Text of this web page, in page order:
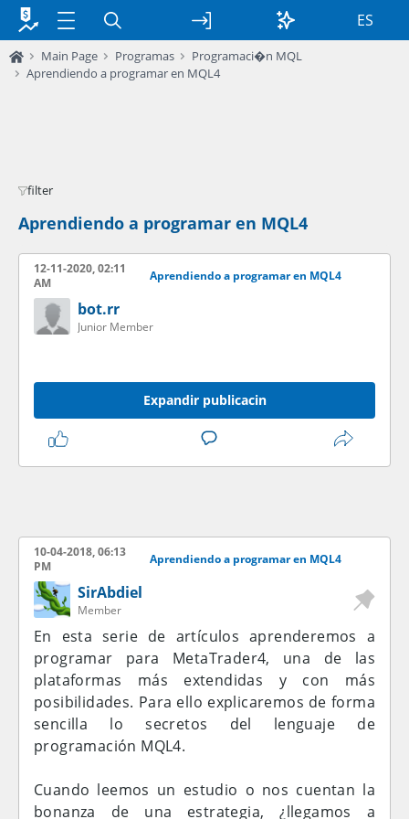
ES
Main Page Programas
Programaci�n MQL
Aprendiendo a programar en MQL4
filter
Aprendiendo a programar en MQL4
12-11-2020, 02:11
AM
Aprendiendo a programar en MQL4
bot.rr
Junior Member
Expandir publicacin
10-04-2018, 06:13
PM
Aprendiendo a programar en MQL4
SirAbdiel
Member
En esta serie de artículos aprenderemos a
programar para MetaTrader4, una de las
plataformas más extendidas y con más
posibilidades. Para ello explicaremos de forma
sencilla lo secretos del lenguaje de
programación MQL4.
Cuando leemos un estudio o nos cuentan la
bonanza de una estrategia, ¿llegamos a